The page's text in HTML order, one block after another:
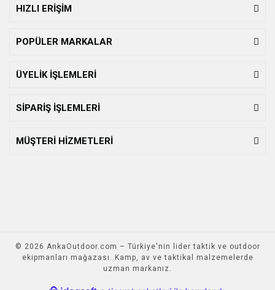
HIZLI ERİŞİM
POPÜLER MARKALAR
ÜYELİK İŞLEMLERİ
SİPARİŞ İŞLEMLERİ
MÜŞTERİ HİZMETLERİ
© 2026 AnkaOutdoor.com – Türkiye'nin lider taktik ve outdoor
ekipmanları mağazası. Kamp, av ve taktikal malzemelerde
uzman markanız.